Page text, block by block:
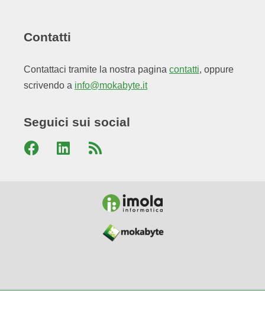
Contatti
Contattaci tramite la nostra pagina contatti, oppure
scrivendo a info@mokabyte.it
Seguici sui social